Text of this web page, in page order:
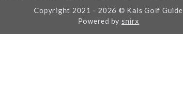
Copyright 2021 - 2026 © Kais Golf Guide
Powered by snirx